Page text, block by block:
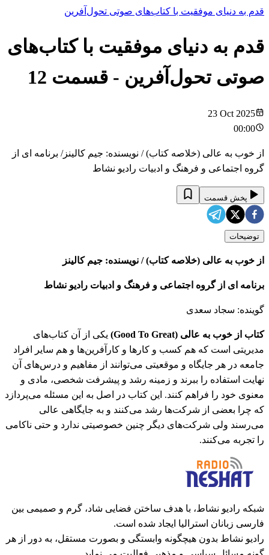
قدم به دنیای موفقیت با کتاب‌های صوتی تحول‌آفرین
قدم به دنیای موفقیت با کتاب‌های
صوتی تحول‌آفرین - قسمت 12
23 Oct 2025
00:00
از خوب به عالی (خلاصه کتاب) / نویسنده: جیم کالینز/ برنامه ای از
گروه اجتماعی و فرهنگ و ادبیات رادیو نشاط
پخش قسمت
توضیحات
از خوب به عالی (خلاصه کتاب) / نویسنده: جیم کالینز
برنامه ای از گروه اجتماعی و فرهنگ و ادبیات رادیو نشاط
گوینده: سجاد سعدی
کتاب از خوب به عالی (Good To Great
) یکی از آن کتاب‌های
مدیریتی است که هم کسب و کارها و کارآفرین‌ها و هم سایر افراد
جامعه در هر جایگاه و موقعیتی می‌توانند از مفاهیم و درس‌های آن
نهایت استفاده را ببرند و زمینه رشد و پیشرفت شخصی، مادی و
معنوی خود را فراهم کنند. این کتاب در اصل به این مسئله می‌پردازد
که چرا بعضی از شرکت‌ها رشد می‌کنند و به جایگاهی عالی
می‌رسند ولی شرکت‌های دیگر چنین خصوصیتی ندارد و حتی ناکامی
را تجربه می‌کنند.
شبکه رادیو نشاط، با هدف ساختن فضایی شاد، گرم و صمیمی بین
فارسی زبانان استرالیا ایجاد شده است.
رادیو نشاط بدون هیچگونه وابستگی و بصورت مستقل، به دور از هر